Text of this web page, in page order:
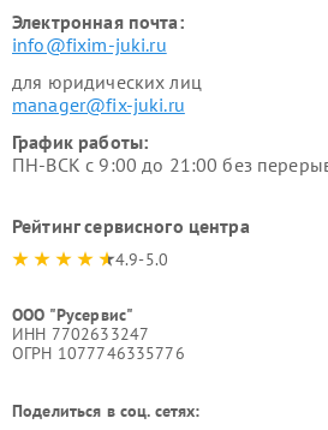
Электронная почта:
info@fixim-juki.ru
для юридических лиц
manager@fix-juki.ru
График работы:
ПН-ВСК с 9:00 до 21:00 без
Рейтинг сервисного центра
4.9-5.0
ООО "Русервис"
ИНН 7702633247
ОГРН 1077746335776
Поделиться в соц. сетях: